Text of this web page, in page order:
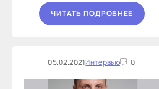
ЧИТАТЬ ПОДРОБНЕЕ
05.02.2021Интервью 0